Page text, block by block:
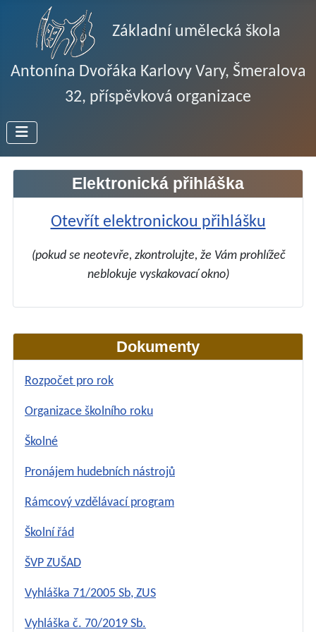
Základní umělecká škola
Antonína Dvořáka Karlovy Vary, Šmeralova
32, příspěvková organizace
Elektronická přihláška
Otevřít elektronickou přihlášku
(pokud se neotevře, zkontrolujte, že Vám prohlížeč
neblokuje vyskakovací okno)
Dokumenty
Rozpočet pro rok
Organizace školního roku
Školné
Pronájem hudebních nástrojů
Rámcový vzdělávací program
Školní řád
ŠVP ZUŠAD
Vyhláška 71/2005 Sb, ZUS
Vyhláška č. 70/2019 Sb.